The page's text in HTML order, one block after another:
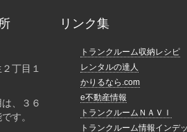
丁目１
、３６
す。
リンク集
トランクルーム収納レシピ
レンタルの達人
かりるなら.com
e不動産情報
トランクルームＮＡＶＩ
トランクルーム情報インデ